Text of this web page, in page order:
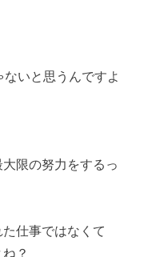
いと思うんですよ
限の努力をするっ
仕事ではなくて
？